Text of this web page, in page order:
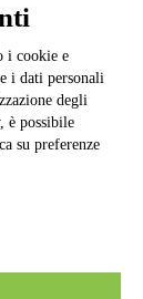
Spaggiari
Media
i cookie e
i dati personali
degli
è possibile
su preferenze